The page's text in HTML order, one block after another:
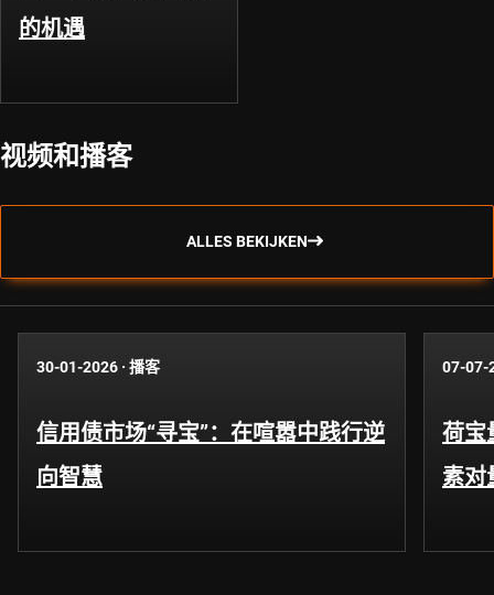
的机遇
视频和播客
ALLES BEKIJKEN
30-01-2026 · 播客
信用债市场“寻宝”：在喧嚣中践行逆
向智慧
07-07-
荷宝
素对